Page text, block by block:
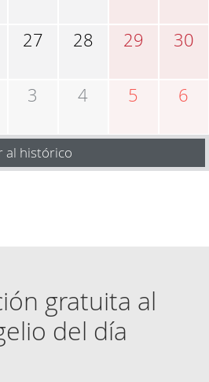
27 28 29 30
3 4 5 6
al histórico
gratuita al
del día